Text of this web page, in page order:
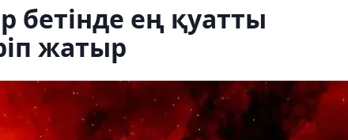
ең қуатты
жатыр